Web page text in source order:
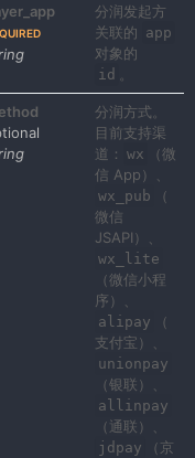
分润发起方
关联的 app
对象的
id
分润方式。
目前支持渠
道： wx
（微
信 App）、
wx_pub
（
微信
JSAPI）、
wx_lite
（微信小程
序）、
alipay
（
支付宝）、
unionpay
（银联）、
allinpay
（通联）、
jdpay
（京